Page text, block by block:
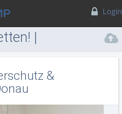
Login
|
Forschung
Donau &